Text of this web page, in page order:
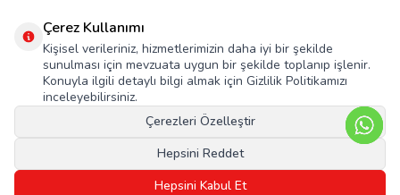
Adres & İletişim
Çerez Kullanımı
Kişisel verileriniz, hizmetlerimizin daha iyi bir şekilde
sunulması için mevzuata uygun bir şekilde toplanıp işlenir.
Konuyla ilgili detaylı bilgi almak için Gizlilik Politikamızı
inceleyebilirsiniz.
Çerezleri Özelleştir
Hepsini Reddet
Hepsini Kabul Et